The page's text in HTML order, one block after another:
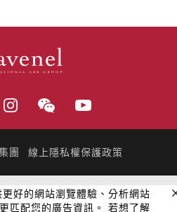
團 線上隱私權保護政策
好的網站瀏覽體驗、分析網站
匹配您的廣告資訊。 若想了解